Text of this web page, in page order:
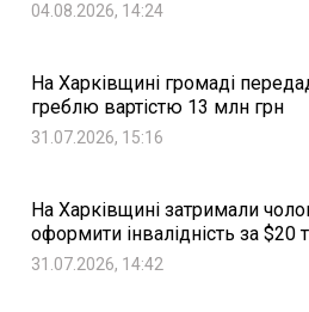
04.08.2026, 14:24
На Харківщині громаді
греблю вартістю 13 млн грн
31.07.2026, 15:16
На Харківщині затримали
оформити інвалідність за $20
31.07.2026, 14:42